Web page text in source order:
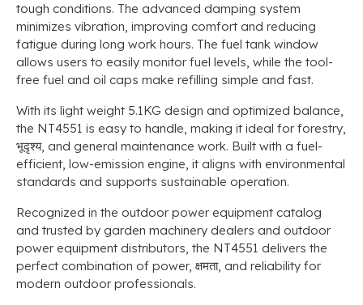
tough conditions. The advanced damping system
minimizes vibration, improving comfort and reducing
fatigue during long work hours. The fuel tank window
allows users to easily monitor fuel levels, while the tool-
free fuel and oil caps make refilling simple and fast.
With its light weight 5.1KG design and optimized balance,
the NT4551 is easy to handle, making it ideal for forestry,
भूदृश्य, and general maintenance work. Built with a fuel-
efficient, low-emission engine, it aligns with environmental
standards and supports sustainable operation.
Recognized in the outdoor power equipment catalog
and trusted by garden machinery dealers and outdoor
power equipment distributors, the NT4551 delivers the
perfect combination of power, क्षमता, and reliability for
modern outdoor professionals.